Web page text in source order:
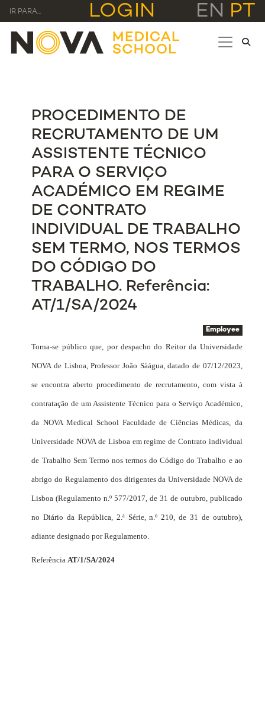
IR PARA... LOGIN EN PT
PROCEDIMENTO DE
RECRUTAMENTO DE UM
ASSISTENTE TÉCNICO
PARA O SERVIÇO
ACADÉMICO EM REGIME
DE CONTRATO
INDIVIDUAL DE TRABALHO
SEM TERMO, NOS TERMOS
DO CÓDIGO DO
TRABALHO. Referência:
AT/1/SA/2024
Employee
Torna-se público que, por despacho do Reitor da Universidade
NOVA de Lisboa, Professor João Sàágua, datado de 07/12/2023,
se encontra aberto procedimento de recrutamento, com vista à
contratação de um Assistente Técnico para o Serviço Académico,
da NOVA Medical School Faculdade de Ciências Médicas, da
Universidade NOVA de Lisboa em regime de Contrato individual
de Trabalho Sem Termo nos termos do Código do Trabalho e ao
abrigo do Regulamento dos dirigentes da Universidade NOVA de
Lisboa (Regulamento n.º 577/2017, de 31 de outubro, publicado
no Diário da República, 2.ª Série, n.º 210, de 31 de outubro),
adiante designado por Regulamento.
ReferênciaAT/1/SA/2024